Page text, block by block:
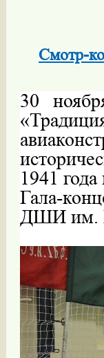
Смотр-
30
1941
Гала-
ДШИ им.